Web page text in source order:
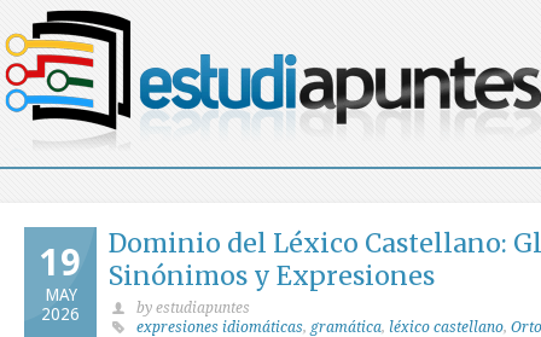
19
MAY
2026
Dominio del Léxico Castellano:
Sinónimos y Expresiones
by estudiapuntes
expresiones idiomáticas, gramática, léxico castellano,